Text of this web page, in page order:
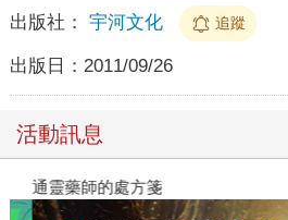
出版社： 宇河文化 追蹤
出版日： 2011/09/26
活動訊息
通靈藥師的處方箋